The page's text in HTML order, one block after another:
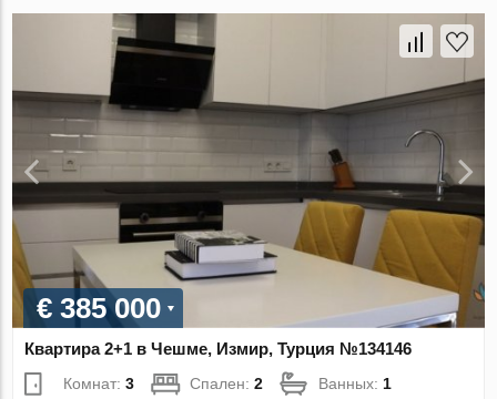
€ 385 000
Квартира 2+1 в Чешме, Измир, Турция №134146
Комнат:3 Спален:2 Ванных: 1